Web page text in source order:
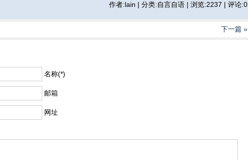
作者:lain | 分类:自言自语 | 浏览:2237 | 评论:0
下一篇 »
名称(*)
邮箱
网址